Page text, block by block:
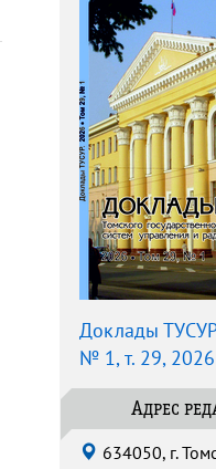
Доклады
№ 1, т. 29, 2026
Адрес
634050, г.